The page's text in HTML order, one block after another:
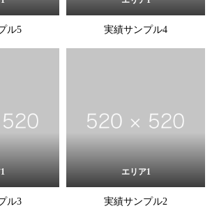
ル5 実績サンプル4
ル3
エリア1
実績サンプル2